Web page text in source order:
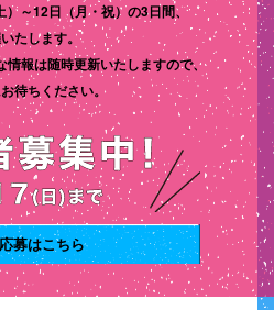
～12日（月・祝）の3日間、
たします。
情報は随時更新いたしますので、
待ちください。
募はこちら